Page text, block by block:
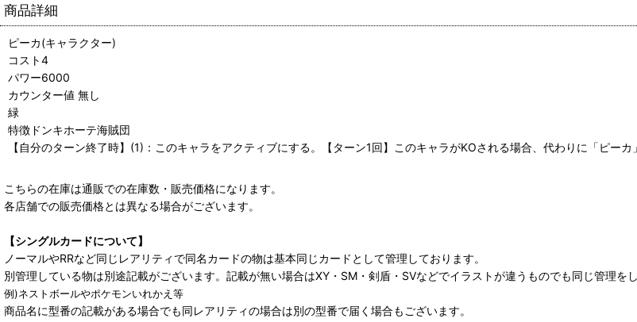
商品詳細
ピーカ(キャラクター)
コスト4
パワー6000
カウンター値 無し
緑
特徴ドンキホーテ海賊団
【自分のターン終了時】(1)：このキャラをアクティブにする。【ターン1回】このキャラがKOされる場合、代わりに「ピー
こちらの在庫は通販での在庫数・販売価格になります。
各店舗での販売価格とは異なる場合がございます。
【シングルカードについて】
ノーマルやRRなど同じレアリティで同名カードの物は基本同じカードとして管理しております。
別管理している物は別途記載がございます。記載が無い場合はXY・SM・剣盾・SVなどでイラストが違うものでも同じ管理を
例)ネストボールやポケモンいれかえ等
商品名に型番の記載がある場合でも同レアリティの場合は別の型番で届く場合もございます。